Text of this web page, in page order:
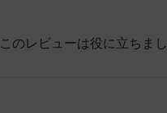
このレビューは役に立ちま